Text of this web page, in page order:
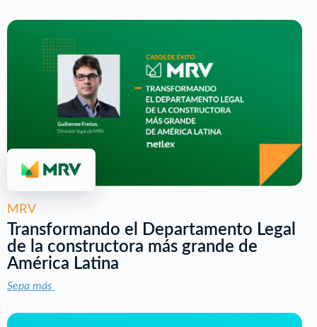
MRV
Transformando el Departamento Legal
de la constructora más grande de
América Latina
Sepa más